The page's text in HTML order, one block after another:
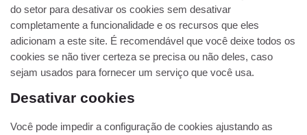
do setor para desativar os cookies sem desativar
completamente a funcionalidade e os recursos que eles
adicionam a este site. É recomendável que você deixe todos os
cookies se não tiver certeza se precisa ou não deles, caso
sejam usados ​​para fornecer um serviço que você usa.
Desativar cookies
Você pode impedir a configuração de cookies ajustando as